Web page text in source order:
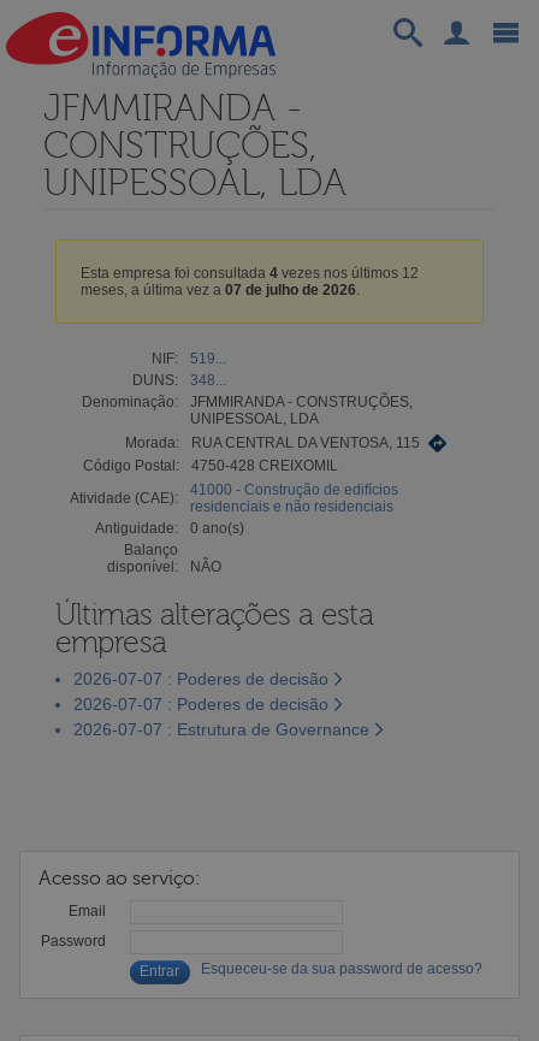
JFMMIRANDA -
CONSTRUÇÕES,
UNIPESSOAL, LDA
Esta empresa foi consultada 4vezes nos últimos 12
meses, a última vez a 07 de julho de 2026.
NIF:
519...
DUNS:
348...
Denominação:
JFMMIRANDA - CONSTRUÇÕES,
UNIPESSOAL, LDA
Morada:
RUA CENTRAL DA VENTOSA, 115
Código Postal:
4750-428 CREIXOMIL
Atividade (CAE):
41000 - Construção de edifícios
residenciais e não residenciais
Antiguidade:
0 ano(s)
Balanço
disponível:
NÃO
Últimas alterações a esta
empresa
2026-07-07 : Poderes de decisão
2026-07-07 : Poderes de decisão
2026-07-07 : Estrutura de Governance
Acesso ao serviço:
Email
Password
Esqueceu-se da sua password de acesso?